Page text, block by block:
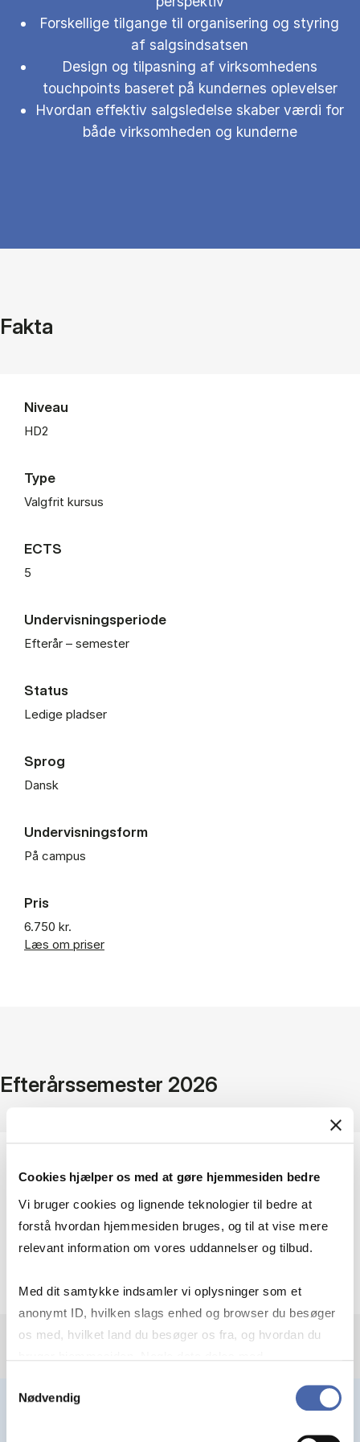
Cookies hjælper os med at gøre hjemmesiden bedre
Vi bruger cookies og lignende teknologier til bedre at
forstå hvordan hjemmesiden bruges, og til at vise mere
relevant information om vores uddannelser og tilbud.
Med dit samtykke indsamler vi oplysninger som et
anonymt ID, hvilken slags enhed og browser du besøger
os med, hvilket land du besøger os fra, og hvordan du
markedsføring. Du bestemmer selv - og kan altid trække
Nødvendig
Forskellige tilgange til organisering og styring
af salgsindsatsen
Design og tilpasning af virksomhedens
touchpoints baseret på kundernes oplevelser
Hvordan effektiv salgsledelse skaber værdi for
både virksomheden og kunderne
Fakta
Niveau
HD2
Type
Valgfrit kursus
ECTS
5
Undervisningsperiode
Efterår – semester
Status
Ledige pladser
Sprog
Dansk
Undervisningsform
På campus
Pris
6.750 kr.
Læs om priser
Efterårssemester 2026
Undervisningen er mandage kl. 17:10-19:45 i
uge 33-40.